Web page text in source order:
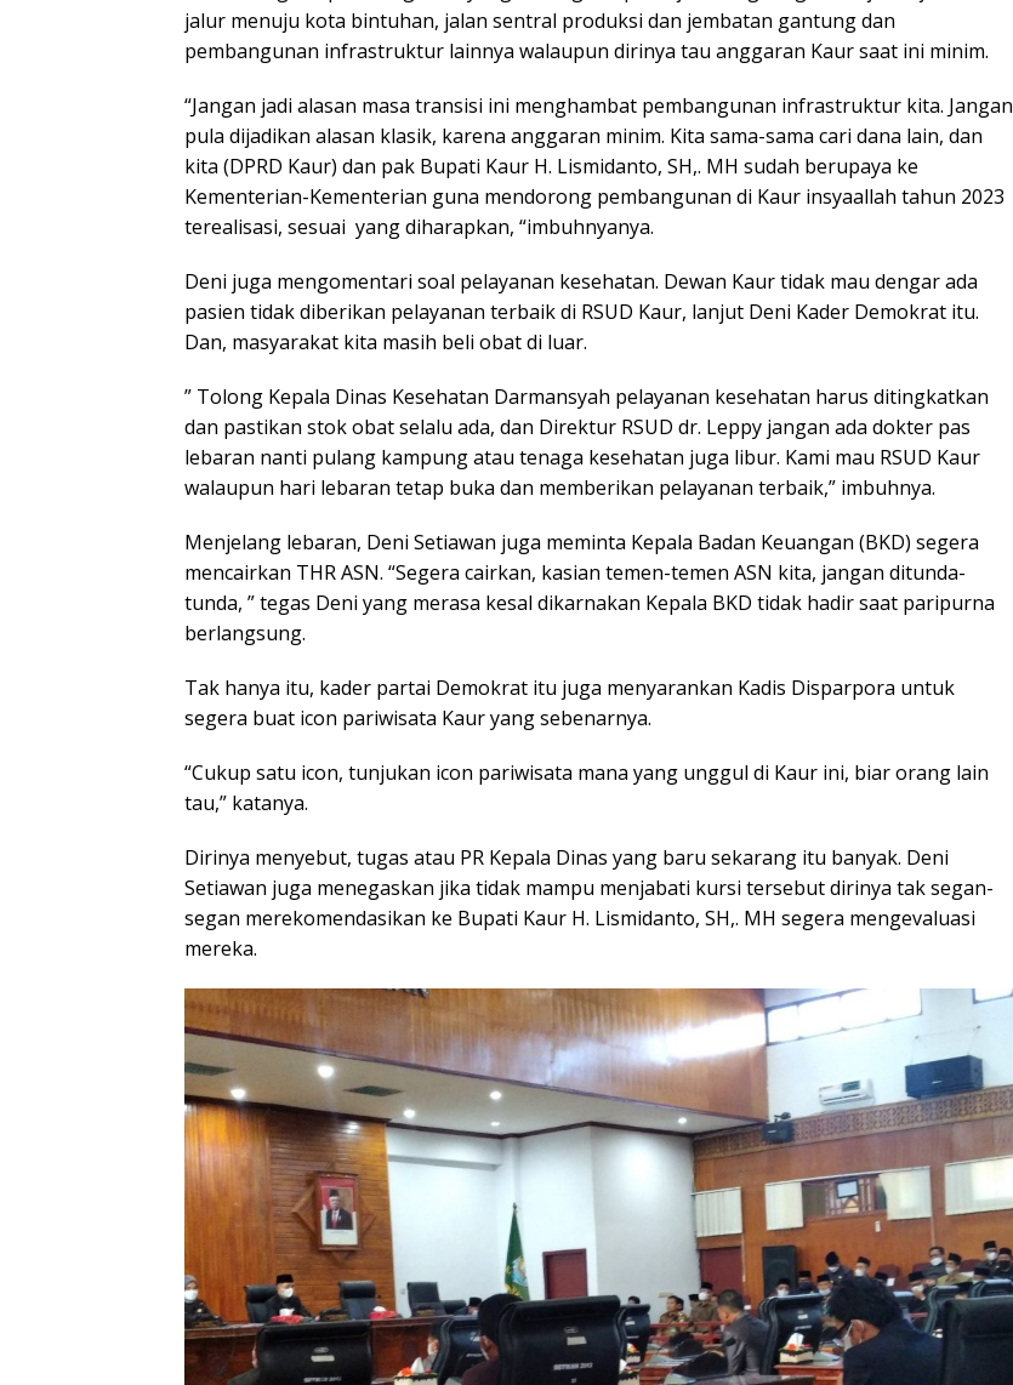
jalur menuju kota bintuhan, jalan sentral produksi dan jembatan gantung dan
pembangunan infrastruktur lainnya walaupun dirinya tau anggaran Kaur saat ini minim.
“Jangan jadi alasan masa transisi ini menghambat pembangunan infrastruktur kita. Jangan
pula dijadikan alasan klasik, karena anggaran minim. Kita sama-sama cari dana lain, dan
kita (DPRD Kaur) dan pak Bupati Kaur H. Lismidanto, SH,. MH sudah berupaya ke
Kementerian-Kementerian guna mendorong pembangunan di Kaur insyaallah tahun 2023
terealisasi, sesuai yang diharapkan, “imbuhnyanya.
Deni juga mengomentari soal pelayanan kesehatan. Dewan Kaur tidak mau dengar ada
pasien tidak diberikan pelayanan terbaik di RSUD Kaur, lanjut Deni Kader Demokrat itu.
Dan, masyarakat kita masih beli obat di luar.
” Tolong Kepala Dinas Kesehatan Darmansyah pelayanan kesehatan harus ditingkatkan
dan pastikan stok obat selalu ada, dan Direktur RSUD dr. Leppy jangan ada dokter pas
lebaran nanti pulang kampung atau tenaga kesehatan juga libur. Kami mau RSUD Kaur
walaupun hari lebaran tetap buka dan memberikan pelayanan terbaik,” imbuhnya.
Menjelang lebaran, Deni Setiawan juga meminta Kepala Badan Keuangan (BKD) segera
mencairkan THR ASN. “Segera cairkan, kasian temen-temen ASN kita, jangan ditunda-
tunda, ” tegas Deni yang merasa kesal dikarnakan Kepala BKD tidak hadir saat paripurna
berlangsung.
Tak hanya itu, kader partai Demokrat itu juga menyarankan Kadis Disparpora untuk
segera buat icon pariwisata Kaur yang sebenarnya.
“Cukup satu icon, tunjukan icon pariwisata mana yang unggul di Kaur ini, biar orang lain
tau,” katanya.
Dirinya menyebut, tugas atau PR Kepala Dinas yang baru sekarang itu banyak. Deni
Setiawan juga menegaskan jika tidak mampu menjabati kursi tersebut dirinya tak segan-
segan merekomendasikan ke Bupati Kaur H. Lismidanto, SH,. MH segera mengevaluasi
mereka.